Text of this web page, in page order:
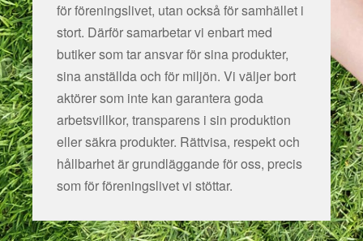
för föreningslivet, utan också för samhället i
stort. Därför samarbetar vi enbart med
butiker som tar ansvar för sina produkter,
sina anställda och för miljön. Vi väljer bort
aktörer som inte kan garantera goda
arbetsvillkor, transparens i sin produktion
eller säkra produkter. Rättvisa, respekt och
hållbarhet är grundläggande för oss, precis
som för föreningslivet vi stöttar.